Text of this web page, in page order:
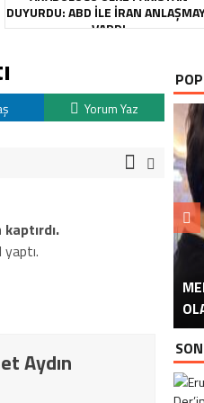
DUYURDU: ABD ILE İRAN
VARDI
Yorum Yaz
Aydın